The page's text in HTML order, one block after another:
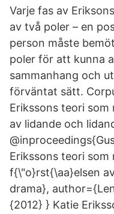
Varje fas av
av två poler – en
person måste
poler för att kunna
sammanhang och
förväntat sätt.
Erikssons teori
av lidande och
Erikssons teori
f{\"o}rst{\aa}elsen
drama},
{2012} } Katie